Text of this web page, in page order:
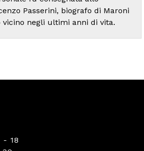
Passerini, biografo di Maroni
negli ultimi anni di vita.
- 18